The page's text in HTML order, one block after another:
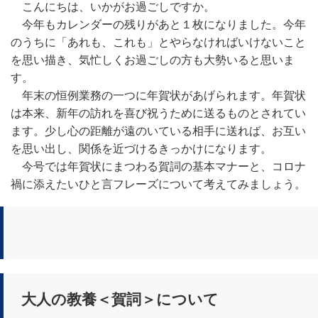
こんにちは、いかがお過ごしですか。
今年もカレンダーの残りがあと１枚になりました。今年
のうちに「あれも、これも」とやらなければいけないこと
を思い描き、気忙しくお過ごしの方も大勢いると思いま
す。
年末の恒例業務の一つに年賀状があげられます。年賀状
は本来、新年の訪れを喜び祝うために送るものとされてい
ます。少し心の距離が遠のいている相手に送れば、お互い
を思い出し、関係を近づけるきっかけになります。
今号では年賀状にまつわる賀詞の基本マナーと、コロナ
禍に添えたいひと言フレーズについて考えてみましょう。
大人の教養＜賀詞＞について